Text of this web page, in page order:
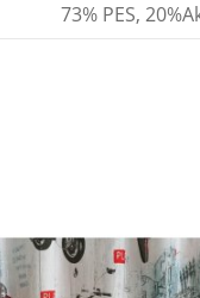
73% PES,